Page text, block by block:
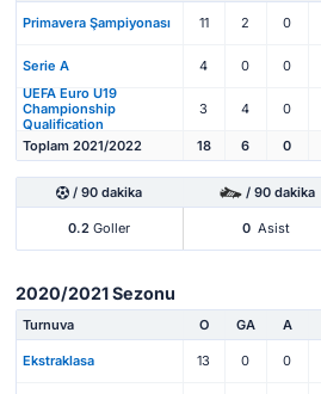
Primavera Şampiyonası 11 2 0
Serie A 4 0 0
UEFA Euro U19
Championship
Qualification
3 4 0
Toplam 2021/2022 18 6 0
/ 90 dakika / 90 dakika
0.2 Goller 0 Asist
2020/2021 Sezonu
Turnuva O GA A
Ekstraklasa 13 0 0